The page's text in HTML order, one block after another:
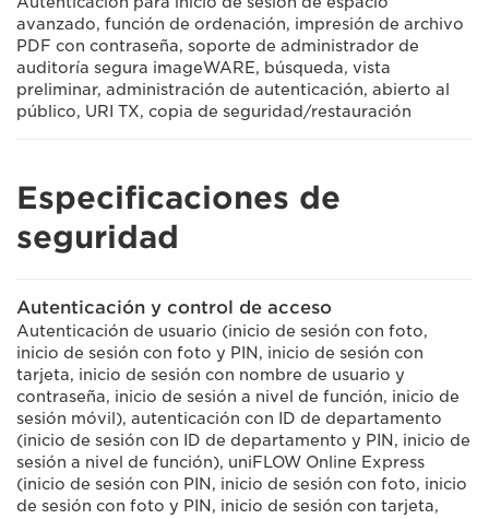
avanzado, función de ordenación, impresión de archivo
PDF con contraseña, soporte de administrador de
auditoría segura imageWARE, búsqueda, vista
preliminar, administración de autenticación, abierto al
público, URI TX, copia de seguridad/restauración
Especificaciones de
seguridad
Autenticación y control de acceso
Autenticación de usuario (inicio de sesión con foto,
inicio de sesión con foto y PIN, inicio de sesión con
tarjeta, inicio de sesión con nombre de usuario y
contraseña, inicio de sesión a nivel de función, inicio de
sesión móvil), autenticación con ID de departamento
(inicio de sesión con ID de departamento y PIN, inicio de
sesión a nivel de función), uniFLOW Online Express
(inicio de sesión con PIN, inicio de sesión con foto, inicio
de sesión con foto y PIN, inicio de sesión con tarjeta,